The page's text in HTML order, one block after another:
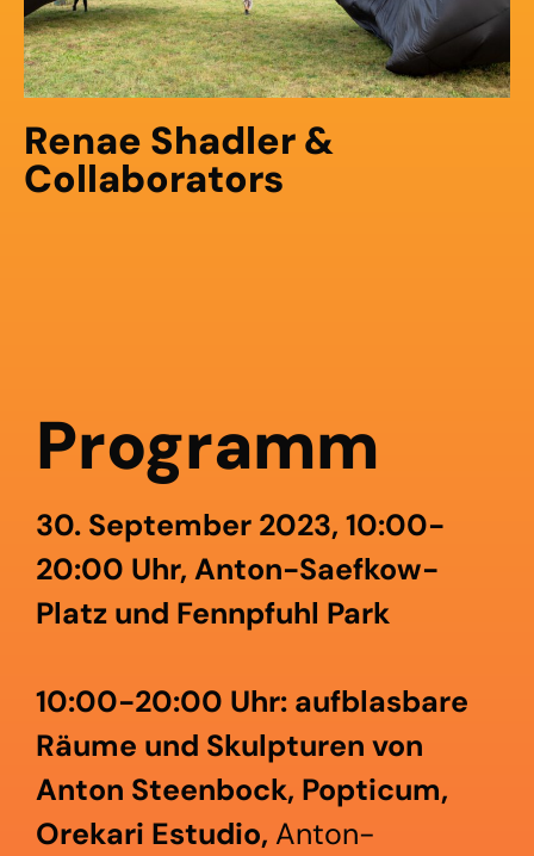
Renae Shadler &
Collaborators
Programm
30. September 2023, 10:00-
20:00 Uhr, Anton-Saefkow-
Platz und Fennpfuhl Park
10:00-20:00 Uhr: aufblasbare
Räume und Skulpturen von
Anton Steenbock, Popticum,
Orekari Estudio, Anton-